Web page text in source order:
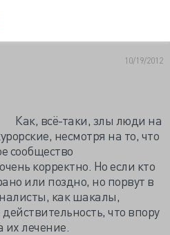
10/19/2012
Как, всё-таки, злы люди на
несмотря на то, что
сообщество
корректно. Но если кто
или поздно, но порвут в
как шакалы,
что впору
лечение.